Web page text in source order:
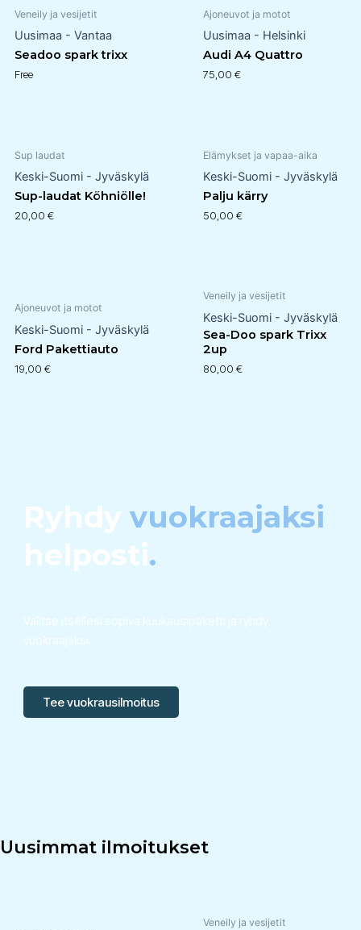
Veneily ja vesijetit
Uusimaa - Vantaa
Seadoo spark trixx
Free
Ajoneuvot ja motot
Uusimaa - Helsinki
Audi A4 Quattro
75,00 €
Sup laudat
Keski-Suomi - Jyväskylä
Sup-laudat Köhniölle!
20,00 €
Elämykset ja vapaa-aika
Keski-Suomi - Jyväskylä
Palju kärry
50,00 €
Ajoneuvot ja motot
Keski-Suomi - Jyväskylä
Ford Pakettiauto
19,00 €
Veneily ja vesijetit
Keski-Suomi - Jyväskylä
Sea-Doo spark Trixx
2up
80,00 €
Ryhdyvuokraajaksi
helposti.
Valitse itsellesi sopiva kuukausipaketti ja ryhdy
vuokraajaksi.
Tee vuokrausilmoitus
Uusimmat ilmoitukset
Veneily ja vesijetit